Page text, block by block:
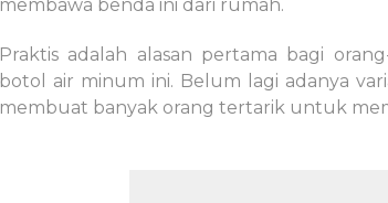
membawa benda ini dari rumah.
Praktis adalah alasan pertama bagi
botol air minum ini. Belum lagi adanya
membuat banyak orang tertarik untuk